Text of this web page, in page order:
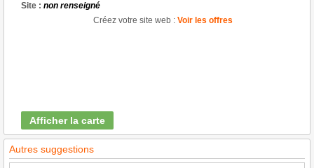
Site : non renseigné
Créez votre site web : Voir les offres
Afficher la carte
Autres suggestions